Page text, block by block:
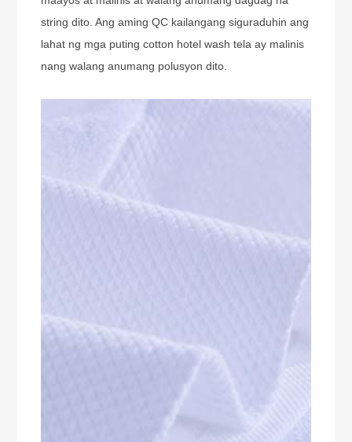
string dito. Ang aming QC kailangang siguraduhin ang
lahat ng mga puting cotton hotel wash tela ay malinis
nang walang anumang polusyon dito.